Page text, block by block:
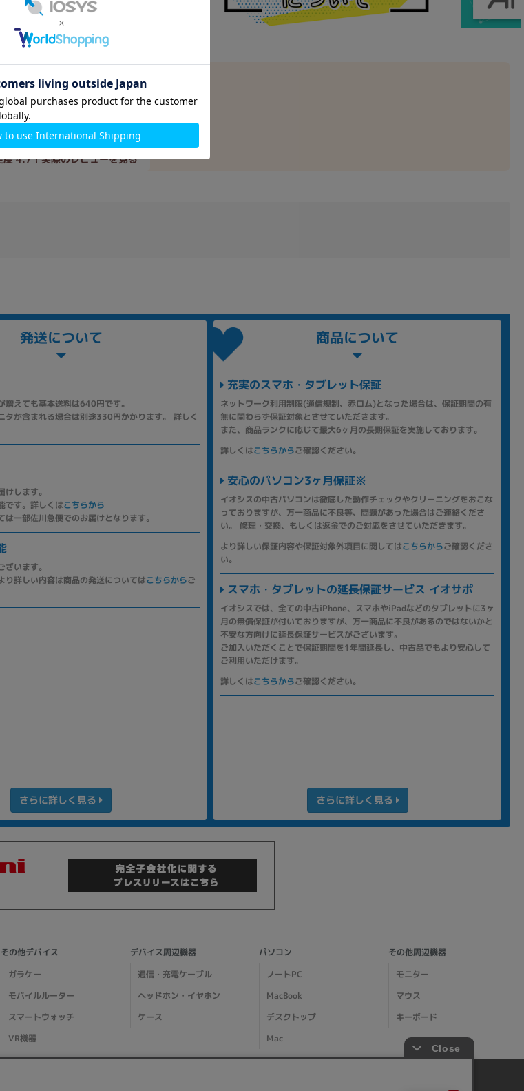
Googleレビュー
9,520件 (12/24時点)
4.7
度 4.7！実際のレビューを見る
発送について
増えても基本送料は640円です。
タが含まれる場合は別途330円かかります。 詳しく
します。
です。詳しくはこちらから
は一部佐川急便でのお届けとなります。
います。
り詳しい内容は商品の発送についてはこちらからご
さらに詳しく見る
商品について
充実のスマホ・タブレット保証
ネットワーク利用制限(通信規制、赤ロム)となった場合は、保証期間の有
無に関わらず保証対象とさせていただきます。
また、商品ランクに応じて最大6ヶ月の長期保証を実施しております。
詳しくはこちらからご確認ください。
安心のパソコン3ヶ月保証※
イオシスの中古パソコンは徹底した動作チェックやクリーニングをおこな
っておりますが、万一商品に不良等、問題があった場合はご連絡くださ
い。 修理・交換、もしくは返金でのご対応をさせていただきます。
より詳しい保証内容や保証対象外項目に関してはこちらからご確認くださ
い。
スマホ・タブレットの延長保証サービス イオサポ
イオシスでは、全ての中古iPhone、スマホやiPadなどのタブレットに3ヶ
月の無償保証が付いておりますが、万一商品に不良があるのではないかと
不安な方向けに延長保証サービスがございます。
ご加入いただくことで保証期間を1年間延長し、中古品でもより安心して
ご利用いただけます。
詳しくはこちらからご確認ください。
さらに詳しく見る
その他デバイス
ガラケー
モバイルルーター
スマートウォッチ
VR機器
デバイス周辺機器
通信・充電ケーブル
ヘッドホン・イヤホン
ケース
パソコン
ノートPC
MacBook
デスクトップ
Mac
その他周辺機器
モニター
マウス
キーボード
商品検索